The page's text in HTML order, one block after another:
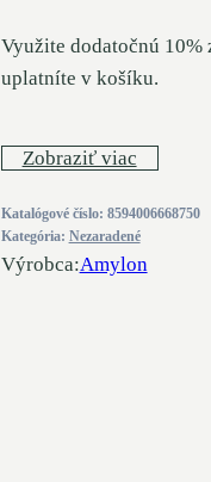
Využite dodatočnú 10%
uplatníte v košíku.
Zobraziť viac
Katalógové číslo: 8594006668750
Kategória: Nezaradené
Výrobca:Amylon